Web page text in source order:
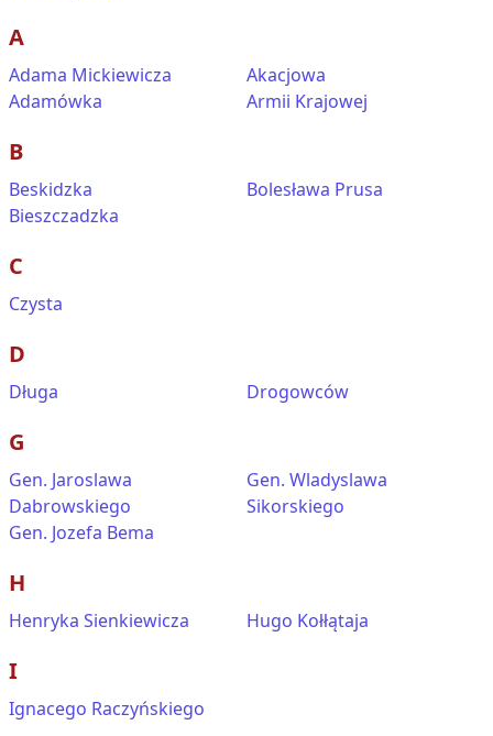
A
Adama Mickiewicza
Adamówka
Akacjowa
Armii Krajowej
B
Beskidzka
Bieszczadzka
Bolesława Prusa
C
Czysta
D
Długa Drogowców
G
Gen. Jaroslawa
Dabrowskiego
Gen. Jozefa Bema
Gen. Wladyslawa
Sikorskiego
H
Henryka Sienkiewicza Hugo Kołłątaja
I
Ignacego Raczyńskiego